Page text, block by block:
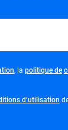
opens
, la politique de
d‘utilisation